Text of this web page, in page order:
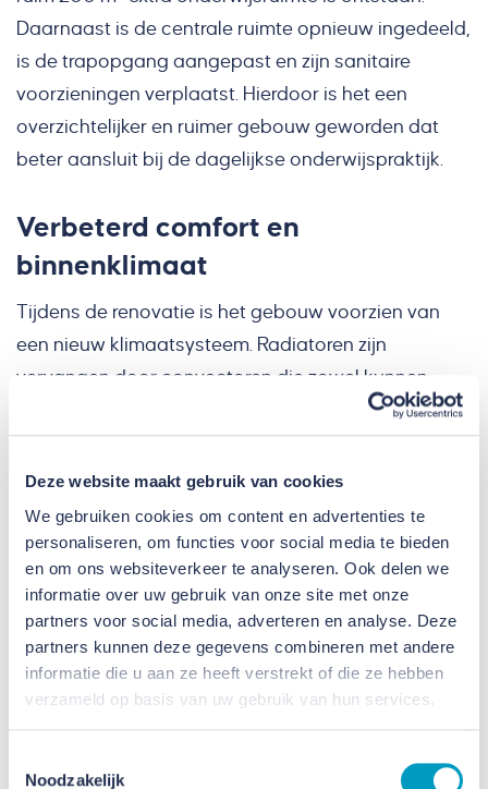
Deze website maakt gebruik van cookies
We gebruiken cookies om content en advertenties te
personaliseren, om functies voor social media te bieden
en om ons websiteverkeer te analyseren. Ook delen we
informatie over uw gebruik van onze site met onze
partners voor social media, adverteren en analyse. Deze
partners kunnen deze gegevens combineren met andere
informatie die u aan ze heeft verstrekt of die ze hebben
verzameld op basis van uw gebruik van hun services.
Noodzakelijk
Daarnaast is de centrale ruimte opnieuw ingedeeld,
is de trapopgang aangepast en zijn sanitaire
voorzieningen verplaatst. Hierdoor is het een
overzichtelijker en ruimer gebouw geworden dat
beter aansluit bij de dagelijkse onderwijspraktijk.
Verbeterd comfort en
binnenklimaat
Tijdens de renovatie is het gebouw voorzien van
een nieuw klimaatsysteem. Radiatoren zijn
vervangen door convectoren die zowel kunnen
verwarmen als koelen. Deze zijn voorbereid op
gebruik wordt gemaakt van de bestaande
gasketels vanwege netcongestie. Ook is een nieuw
centraal luchtbehandelingssysteem geplaatst,
waarmee het ventilatiecomfort sterk is verbeterd.
Hiermee voldoet het gebouw aan het label Frisse
Scholen B voor lucht en klimaat.
Stap voor stap naar een